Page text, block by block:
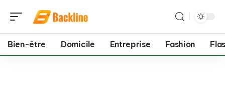
Bien-être Domicile Entreprise Fashion